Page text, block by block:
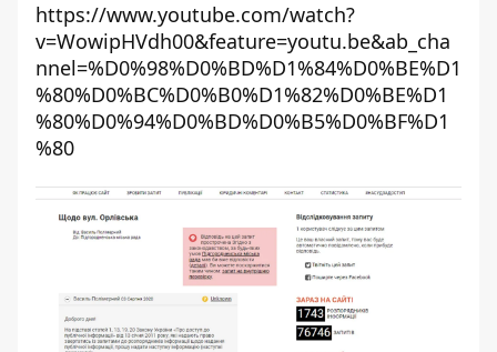
https://www.youtube.com/watch?
v=WowipHVdh00&feature=youtu.be&ab_cha
nnel=%D0%98%D0%BD%D1%84%D0%BE%D1
%80%D0%BC%D0%B0%D1%82%D0%BE%D1
%80%D0%94%D0%BD%D0%B5%D0%BF%D1
%80